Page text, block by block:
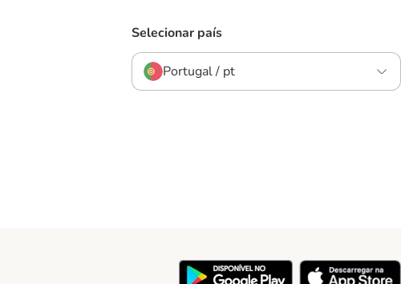
Selecionar país
Portugal / pt